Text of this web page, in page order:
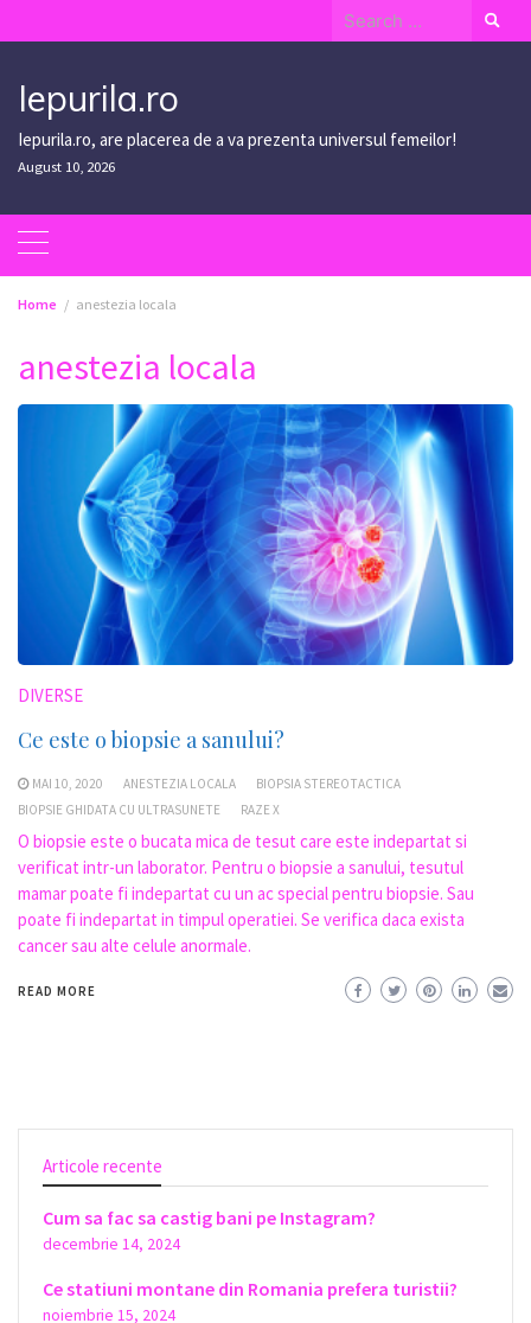
to
Search
for:
Iepurila.ro
Iepurila.ro, are placerea de a va prezenta universul femeilor!
August 10, 2026
Home anestezia locala
anestezia locala
DIVERSE
Ce este o biopsie a sanului?
MAI 10, 2020 ANESTEZIA LOCALA
BIOPSIA STEREOTACTICA
BIOPSIE GHIDATA CU ULTRASUNETE
RAZE X
O biopsie este o bucata mica de tesut care este indepartat si
verificat intr-un laborator. Pentru o biopsie a sanului, tesutul
mamar poate fi indepartat cu un ac special pentru biopsie. Sau
poate fi indepartat in timpul operatiei. Se verifica daca exista
cancer sau alte celule anormale.
READ MORE
Articole recente
Cum sa fac sa castig bani pe Instagram?
decembrie 14, 2024
Ce statiuni montane din Romania prefera turistii?
noiembrie 15, 2024